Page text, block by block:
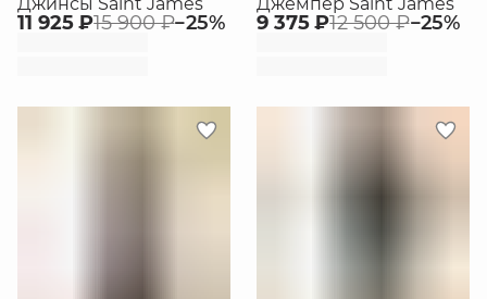
11 925 ₽15 900 ₽−25% 9 375 ₽12 500 ₽−25%